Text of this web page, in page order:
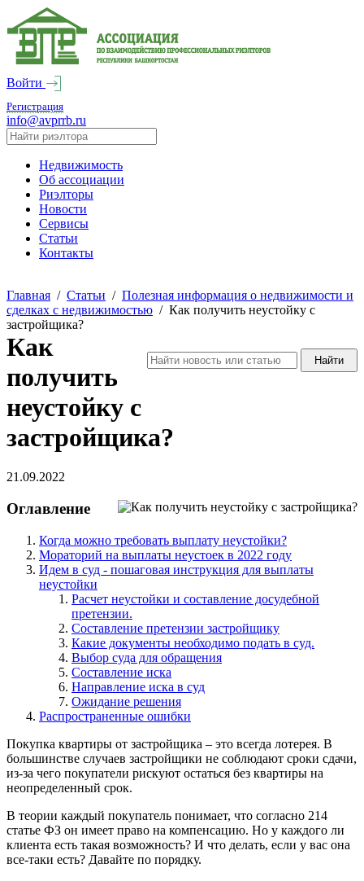
Войти
Регистрация
info@avprrb.ru
Недвижимость
Об ассоциации
Риэлторы
Новости
Сервисы
Статьи
Контакты
Главная / Статьи / Полезная информация о недвижимости и
сделках с недвижимостью / Как получить неустойку с
застройщика?
Как
получить
неустойку с
застройщика?
21.09.2022
Оглавление
Когда можно требовать выплату неустойки?
Мораторий на выплаты неустоек в 2022 году
Идем в суд - пошаговая инструкция для выплаты
неустойки
Расчет неустойки и составление досудебной
претензии.
Составление претензии застройщику
Какие документы необходимо подать в суд.
Выбор суда для обращения
Составление иска
Направление иска в суд
Ожидание решения
Распространенные ошибки
Покупка квартиры от застройщика – это всегда лотерея. В
большинстве случаев застройщики не соблюдают сроки сдачи,
из-за чего покупатели рискуют остаться без квартиры на
неопределенный срок.
В теории каждый покупатель понимает, что согласно 214
статье ФЗ он имеет право на компенсацию. Но у каждого ли
клиента есть такая возможность? И что делать, если у вас она
все-таки есть? Давайте по порядку.